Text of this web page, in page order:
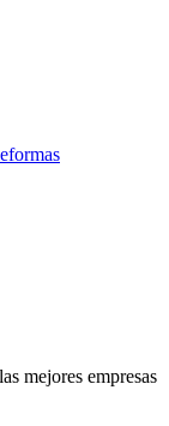
mejores empresas